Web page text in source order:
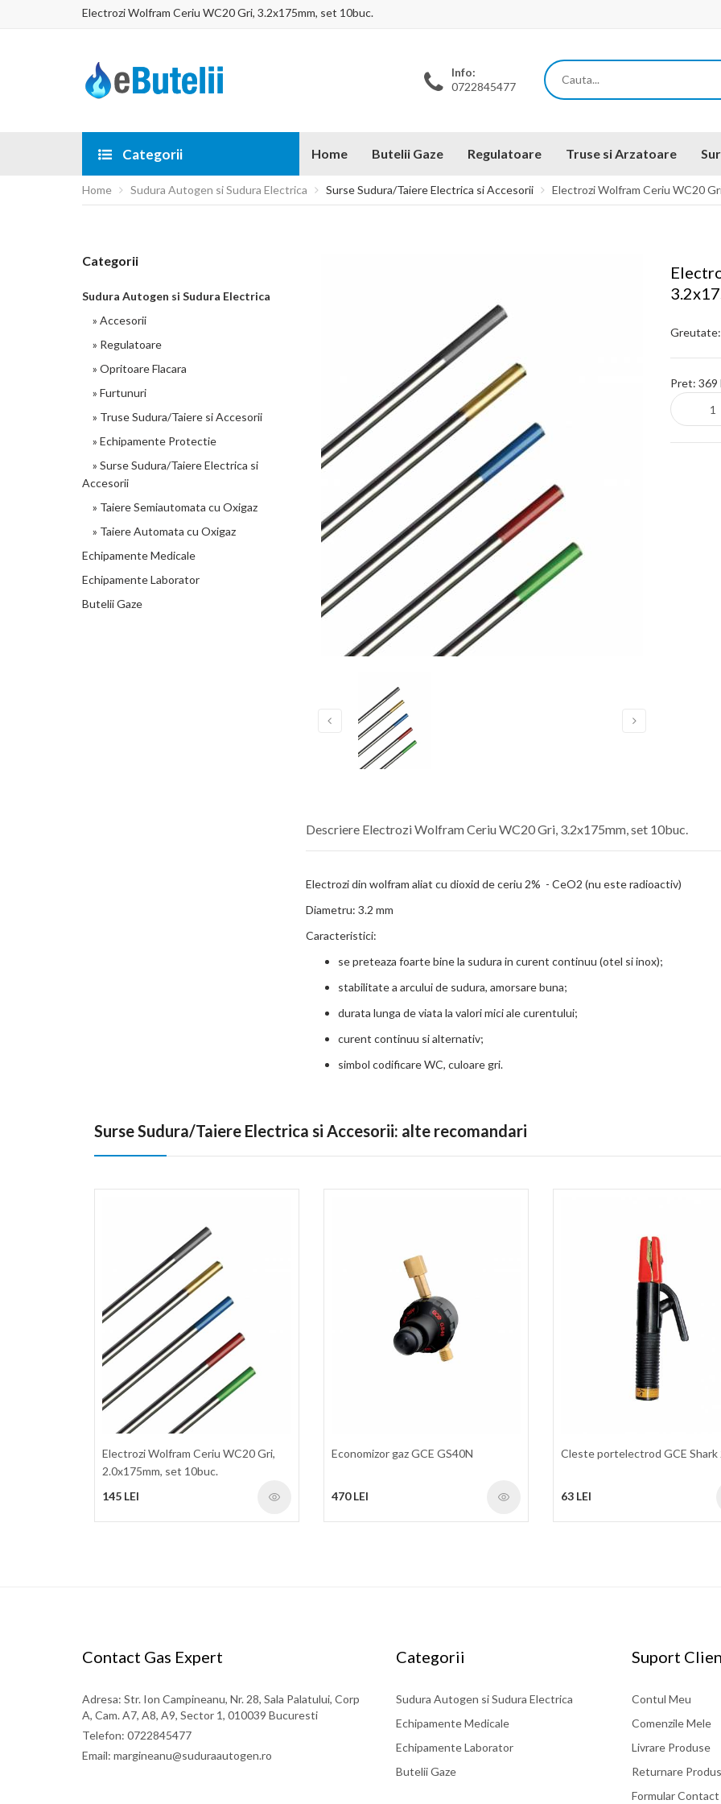
Electrozi Wolfram Ceriu WC20 Gri, 3.2x175mm, set 10buc.
Info:
0722845477
Categorii Home Butelii Gaze Regulatoare Truse si Arzatoare
Home Sudura Autogen si Sudura Electrica Surse Sudura/Taiere Electrica si Accesorii Electrozi Wolfram Ceriu WC20
Greutate:
Pret:369
Descriere Electrozi Wolfram Ceriu WC20 Gri, 3.2x175mm, set 10buc.
Electrozi din wolfram aliat cu dioxid de ceriu 2% - CeO2 (nu este radioactiv)
Diametru: 3.2 mm
Caracteristici:
se preteaza foarte bine la sudura in curent continuu (otel si inox);
stabilitate a arcului de sudura, amorsare buna;
durata lunga de viata la valori mici ale curentului;
​curent continuu si alternativ;
simbol codificare WC, culoare gri.
Categorii
Sudura Autogen si Sudura Electrica
» Accesorii
» Regulatoare
» Opritoare Flacara
» Furtunuri
» Truse Sudura/Taiere si Accesorii
» Echipamente Protectie
» Surse Sudura/Taiere Electrica si
Accesorii
» Taiere Semiautomata cu Oxigaz
» Taiere Automata cu Oxigaz
Echipamente Medicale
Echipamente Laborator
Butelii Gaze
Surse Sudura/Taiere Electrica si Accesorii: alte recomandari
Electrozi Wolfram Ceriu WC20 Gri,
2.0x175mm, set 10buc.
145 LEI
Economizor gaz GCE GS40N
470 LEI
Cleste portelectrod GCE Shark
63 LEI
Contact Gas Expert
Adresa: Str. Ion Campineanu, Nr. 28, Sala Palatului, Corp
A, Cam. A7, A8, A9, Sector 1, 010039 Bucuresti
Telefon: 0722845477
Email: margineanu@suduraautogen.ro
Categorii
Sudura Autogen si Sudura Electrica
Echipamente Medicale
Echipamente Laborator
Butelii Gaze
Suport
Contul Meu
Comenzile Mele
Livrare Produse
Returnare
Formular Contact